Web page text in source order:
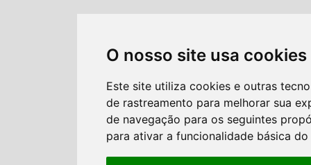
O nosso site usa cookies
Este site utiliza cookies e outras
de rastreamento para melhorar sua
de navegação para os seguintes
para ativar a funcionalidade básica